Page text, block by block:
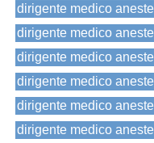
dirigente medico
dirigente medico
dirigente medico
dirigente medico
dirigente medico
dirigente medico